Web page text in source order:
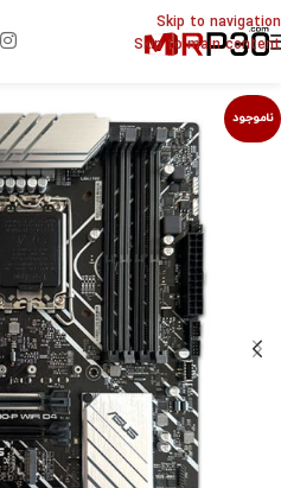
Skip to navigation
Skip to main content
ناموجود